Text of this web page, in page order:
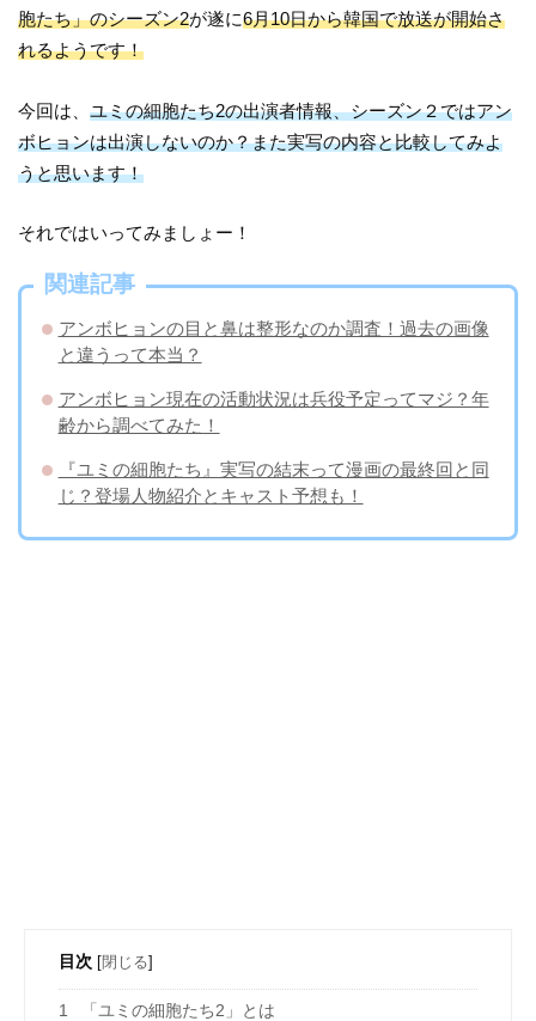
胞たち」のシーズン2が遂に6月10日から韓国で放送が開始さ
れるようです！
今回は、ユミの細胞たち2の出演者情報、シーズン２ではアン
ボヒョンは出演しないのか？また実写の内容と比較してみよ
うと思います！
それではいってみましょー！
関連記事
アンボヒョンの目と鼻は整形なのか調査！過去の画像
と違うって本当？
アンボヒョン現在の活動状況は兵役予定ってマジ？年
齢から調べてみた！
『ユミの細胞たち』実写の結末って漫画の最終回と同
じ？登場人物紹介とキャスト予想も！
目次 [閉じる]
1 「ユミの細胞たち2」とは